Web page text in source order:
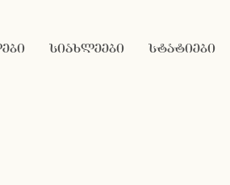
სიახლეები სტატიები